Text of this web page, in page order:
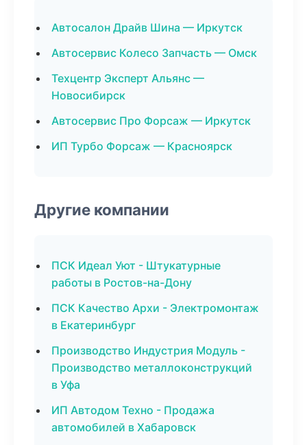
Автосалон Драйв Шина — Иркутск
Автосервис Колесо Запчасть — Омск
Техцентр Эксперт Альянс —
Новосибирск
Автосервис Про Форсаж — Иркутск
ИП Турбо Форсаж — Красноярск
Другие компании
ПСК Идеал Уют - Штукатурные
работы в Ростов-на-Дону
ПСК Качество Архи - Электромонтаж
в Екатеринбург
Производство Индустрия Модуль -
Производство металлоконструкций
в Уфа
ИП Автодом Техно - Продажа
автомобилей в Хабаровск